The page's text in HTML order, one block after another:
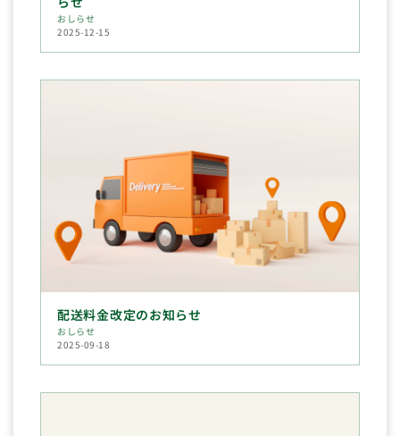
おしらせ
2025-12-15
配送料金改定のお知らせ
おしらせ
2025-09-18